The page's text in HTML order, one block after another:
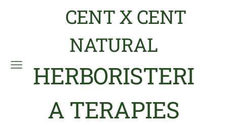
CENT X CENT
NATURAL
HERBORISTERI
A TERAPIES